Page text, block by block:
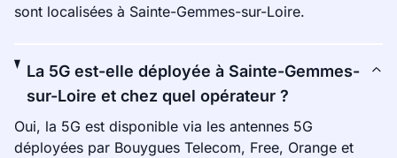
sont localisées à Sainte-Gemmes-sur-Loire.
La 5G est-elle déployée à Sainte-Gemmes-
sur-Loire et chez quel opérateur ?
Oui, la 5G est disponible via les antennes 5G
déployées par Bouygues Telecom, Free, Orange et